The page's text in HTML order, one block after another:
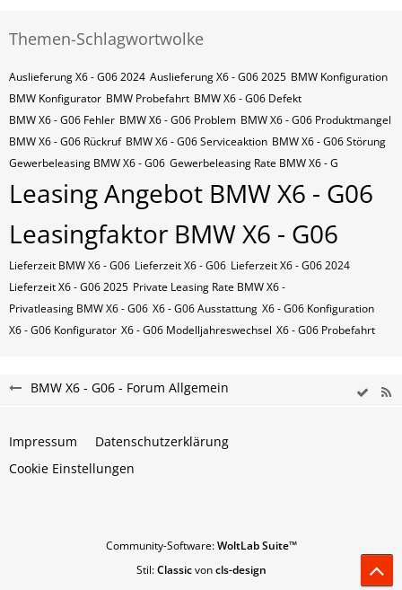
Themen-Schlagwortwolke
Auslieferung X6 - G06 2024 Auslieferung X6 - G06 2025 BMW Konfiguration
BMW Konfigurator BMW Probefahrt BMW X6 - G06 Defekt
BMW X6 - G06 Fehler BMW X6 - G06 Problem BMW X6 - G06 Produktmangel
BMW X6 - G06 Rückruf BMW X6 - G06 Serviceaktion BMW X6 - G06 Störung
Gewerbeleasing BMW X6 - G06 Gewerbeleasing Rate BMW X6 - G
Leasing Angebot BMW X6 - G06
Leasingfaktor BMW X6 - G06
Lieferzeit BMW X6 - G06 Lieferzeit X6 - G06 Lieferzeit X6 - G06 2024
Lieferzeit X6 - G06 2025 Private Leasing Rate BMW X6 -
Privatleasing BMW X6 - G06 X6 - G06 Ausstattung X6 - G06 Konfiguration
X6 - G06 Konfigurator X6 - G06 Modelljahreswechsel X6 - G06 Probefahrt
BMW X6 - G06 - Forum Allgemein
Impressum
Datenschutzerklärung
Cookie Einstellungen
Community-Software:WoltLab Suite™
Stil:Classicvoncls-design